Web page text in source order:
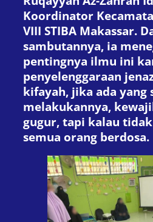
Koordinator
VIII STIBA Makassar.
sambutannya, ia
pentingnya ilmu ini
penyelenggaraan
kifayah, jika ada yang
melakukannya,
gugur, tapi kalau
semua orang berdosa.